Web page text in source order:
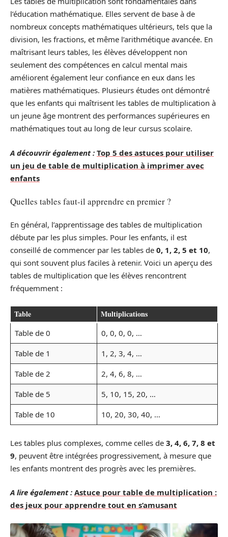
l’éducation mathématique. Elles servent de base à de
nombreux concepts mathématiques ultérieurs, tels que la
division, les fractions, et même l’arithmétique avancée. En
maîtrisant leurs tables, les élèves développent non
seulement des compétences en calcul mental mais
améliorent également leur confiance en eux dans les
matières mathématiques. Plusieurs études ont démontré
que les enfants qui maîtrisent les tables de multiplication à
un jeune âge montrent des performances supérieures en
mathématiques tout au long de leur cursus scolaire.
A découvrir également : Top 5 des astuces pour utiliser
un jeu de table de multiplication à imprimer avec
enfants
Quelles tables faut-il apprendre en premier ?
En général, l’apprentissage des tables de multiplication
débute par les plus simples. Pour les enfants, il est
conseillé de commencer par les tables de 0, 1, 2, 5 et 10,
qui sont souvent plus faciles à retenir. Voici un aperçu des
tables de multiplication que les élèves rencontrent
fréquemment :
Table Multiplications
Table de 0
0, 0, 0, 0, …
Table de 1
1, 2, 3, 4, …
Table de 2
2, 4, 6, 8, …
Table de 5
5, 10, 15, 20, …
Table de 10
10, 20, 30, 40, …
Les tables plus complexes, comme celles de 3, 4, 6, 7, 8 et
9, peuvent être intégrées progressivement, à mesure que
les enfants montrent des progrès avec les premières.
A lire également : Astuce pour table de multiplication :
des jeux pour apprendre tout en s’amusant